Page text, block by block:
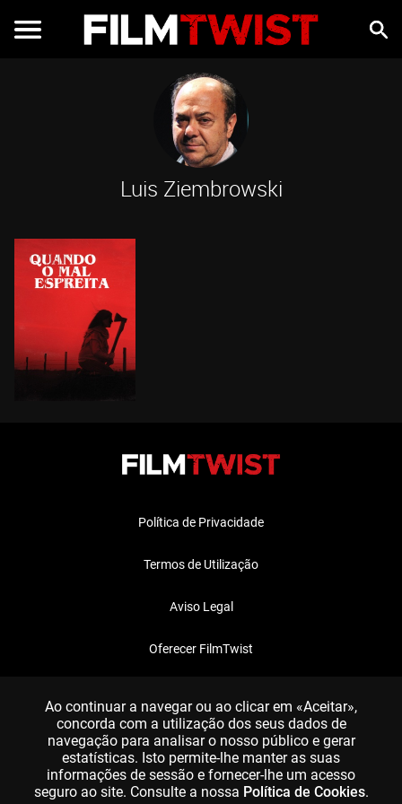
Luis Ziembrowski
Política de Privacidade
Termos de Utilização
Aviso Legal
Oferecer FilmTwist
Ao continuar a navegar ou ao clicar em «Aceitar»,
concorda com a utilização dos seus dados de
navegação para analisar o nosso público e gerar
estatísticas. Isto permite-lhe manter as suas
informações de sessão e fornecer-lhe um acesso
seguro ao site. Consulte a nossa Política de Cookies.